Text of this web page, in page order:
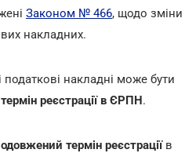
Законом № 466, щодо зміни
накладних.
накладні може бути
реєстрації в ЄРПН.
термін реєстраціїв